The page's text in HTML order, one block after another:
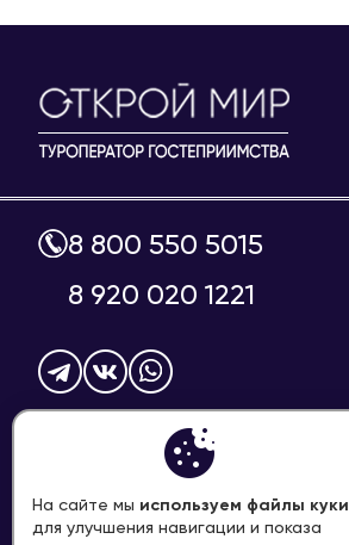
8 800 550 5015
8 920 020 1221
info@welcome-mir.ru
На сайте мы используем файлы куки
для улучшения навигации и показа